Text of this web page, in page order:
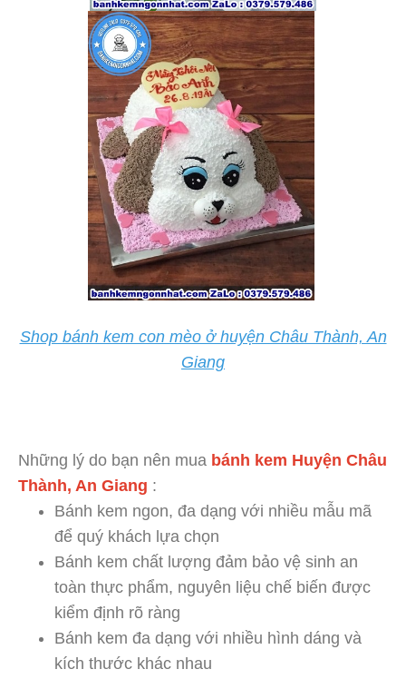
Shop bánh kem con mèo ở huyện Châu Thành, An
Giang
Những lý do bạn nên mua bánh kem Huyện Châu
Thành, An Giang :
Bánh kem ngon, đa dạng với nhiều mẫu mã
để quý khách lựa chọn
Bánh kem chất lượng đảm bảo vệ sinh an
toàn thực phẩm, nguyên liệu chế biến được
kiểm định rõ ràng
Bánh kem đa dạng với nhiều hình dáng và
kích thước khác nhau